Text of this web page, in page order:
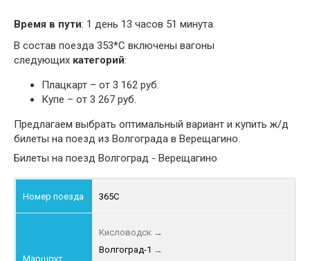
Время в пути: 1 день 13 часов 51 минута.
В состав поезда 353*С включены вагоны
следующих категорий:
Плацкарт – от 3 162 руб.
Купе – от 3 267 руб.
Предлагаем выбрать оптимальный вариант и купить ж/д
билеты на поезд из Волгограда в Верещагино.
Билеты на поезд Волгоград - Верещагино
365С
Кисловодск →
Волгоград-1 →